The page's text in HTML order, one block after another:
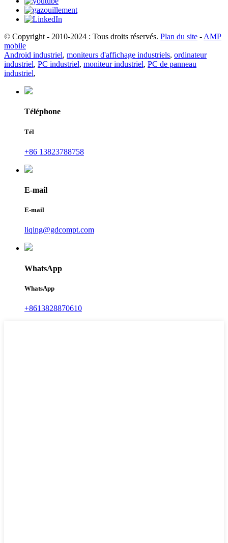
© Copyright - 2010-2024 : Tous droits réservés. Plan du site - AMP
mobile
Android industriel, moniteurs d'affichage industriels, ordinateur
industriel, PC industriel, moniteur industriel, PC de panneau
industriel,
Téléphone
Tél
+86 13823788758
E-mail
E-mail
liqing@gdcompt.com
WhatsApp
WhatsApp
+8613828870610